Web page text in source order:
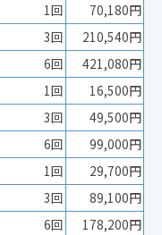
1回
70,180円
3回
210,540円
6回
421,080円
1回
16,500円
3回
49,500円
6回
99,000円
1回
29,700円
3回
89,100円
6回
178,200円